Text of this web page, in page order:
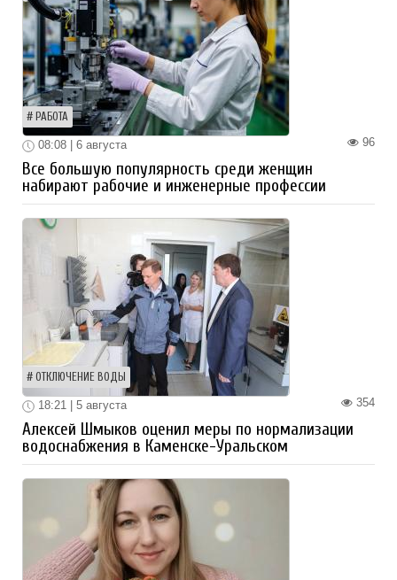
РАБОТА
96
08:08 | 6 августа
Все большую популярность среди женщин
набирают рабочие и инженерные профессии
ОТКЛЮЧЕНИЕ ВОДЫ
354
18:21 | 5 августа
Алексей Шмыков оценил меры по нормализации
водоснабжения в Каменске-Уральском